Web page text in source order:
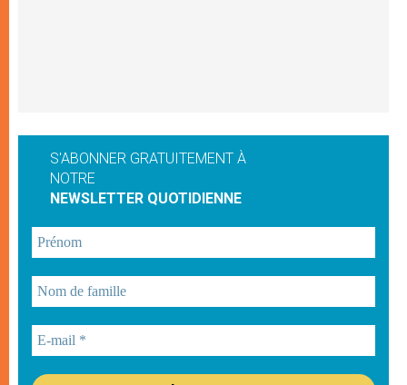
S'ABONNER GRATUITEMENT À
NOTRE
NEWSLETTER QUOTIDIENNE